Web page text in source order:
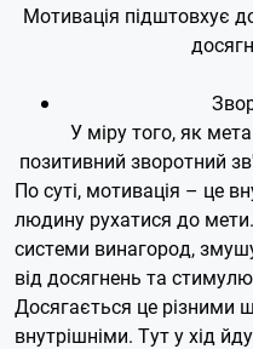
Мотивація підштовхує
У міру того, як
позитивний зворотний
По суті, мотивація – це
людину рухатися до
системи винагород,
від досягнень та
Досягається це різними
внутрішніми. Тут у хід